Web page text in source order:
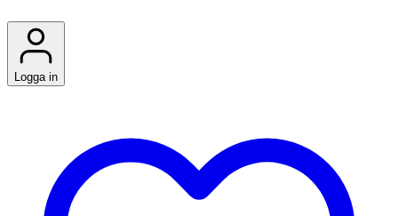
Logga in